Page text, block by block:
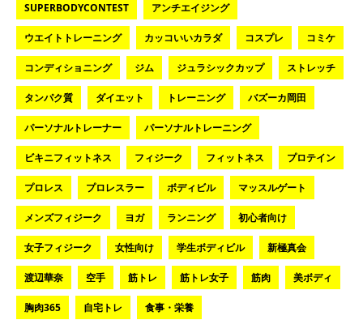
SUPERBODYCONTEST アンチエイジング
ウエイトトレーニング カッコいいカラダ コスプレ コミケ
コンディショニング ジム ジュラシックカップ ストレッチ
タンパク質 ダイエット トレーニング バズーカ岡田
パーソナルトレーナー パーソナルトレーニング
ビキニフィットネス フィジーク フィットネス プロテイン
プロレス プロレスラー ボディビル マッスルゲート
メンズフィジーク ヨガ ランニング 初心者向け
女子フィジーク 女性向け 学生ボディビル 新極真会
渡辺華奈 空手 筋トレ 筋トレ女子 筋肉 美ボディ
胸肉365 自宅トレ 食事・栄養